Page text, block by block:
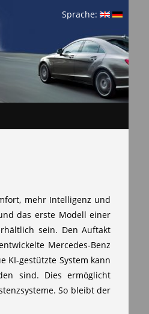
Sprache:
mehr Intelligenz und
das erste Modell einer
sein. Den Auftakt
Mercedes‑Benz
KI-gestützte System kann
sind. Dies ermöglicht
So bleibt der